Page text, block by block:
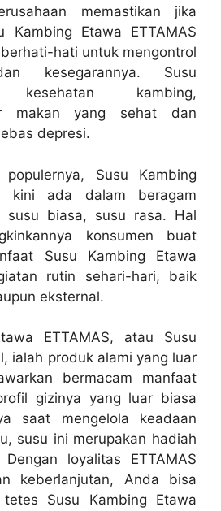
memastikan jika
Kambing Etawa ETTAMAS
hati untuk mengontrol
kesegarannya. Susu
kesehatan kambing,
makan yang sehat dan
depresi.
Susu Kambing
kini ada dalam beragam
susu biasa, susu rasa. Hal
konsumen buat
Susu Kambing Etawa
rutin sehari-hari, baik
eksternal.
ETTAMAS, atau Susu
ialah produk alami yang luar
bermacam manfaat
gizinya yang luar biasa
saat mengelola keadaan
susu ini merupakan hadiah
loyalitas ETTAMAS
keberlanjutan, Anda bisa
Susu Kambing Etawa